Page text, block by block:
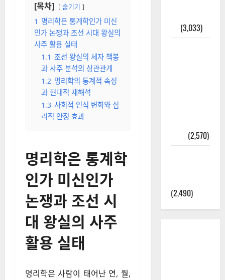
[목차] 숨기기
1 명리학은 통계학인가 미신
인가 논쟁과 조선 시대 왕실의
사주 활용 실태
1.1 조선 왕실의 세자 책봉
과 사주 분석의 상관관계
1.2 명리학의 통계적 속성
과 현대적 재해석
1.3 사회적 인식 변화와 심
리적 안정 효과
명리학은 통계학
인가 미신인가
논쟁과 조선 시
대 왕실의 사주
활용 실태
명리학은 사람이 태어난 연, 월,
(3,033)
(2,570)
(2,490)